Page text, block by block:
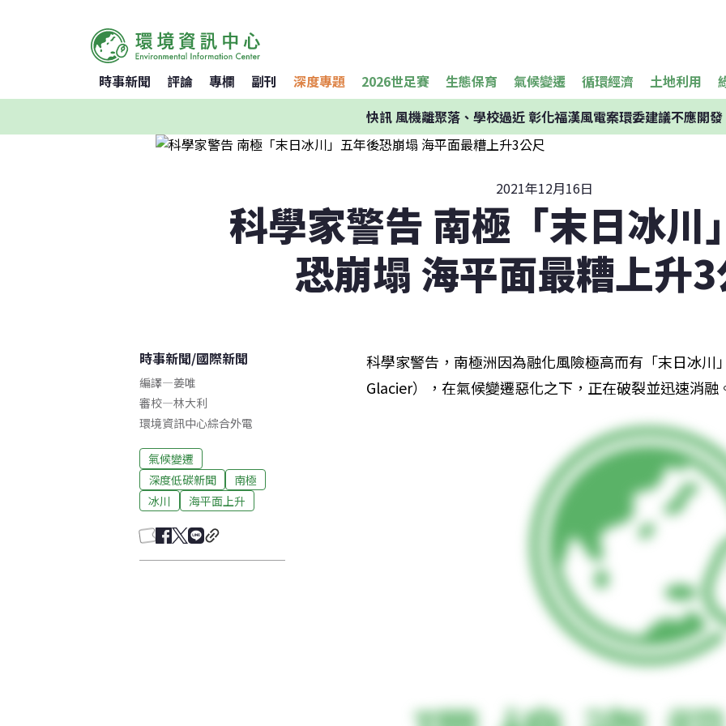
時事新聞 評論 專欄 副刊 深度專題 2026世足賽 生態保育 氣候變遷 循環經濟 土地利用
快訊風機離聚落、學校過近 彰化福漢風電案環委建議不應開發
2021年12月16日
科學家警告 南極「末日冰川
恐崩塌 海平面最糟上升
時事新聞/國際新聞
編譯—姜唯
審校—林大利
環境資訊中心綜合外電
氣候變遷
深度低碳新聞
南極
冰川
海平面上升
科學家警告，南極洲因為融化風險極高而有「末日冰
Glacier），在氣候變遷惡化之下，正在破裂並迅速消融